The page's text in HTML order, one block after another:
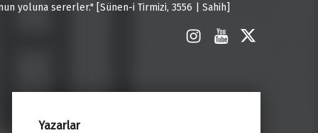
yoluna sererler." [Sünen-i Tirmizi, 3556 | Sahih]
İnstagram
Youtube
Yazarlar